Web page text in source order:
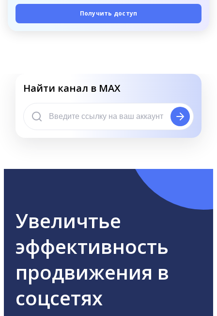
Получить доступ
Найти канал в MAX
Увеличтье
эффективность
продвижения в
соцсетях